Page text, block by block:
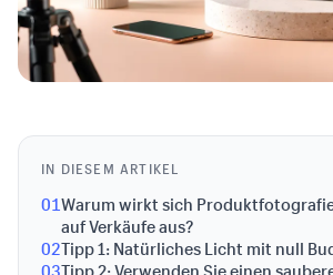
IN DIESEM ARTIKEL
01Warum wirkt sich
auf Verkäufe aus?
02Tipp 1: Natürliches Licht mit null
03Tipp 2: Verwenden Sie einen